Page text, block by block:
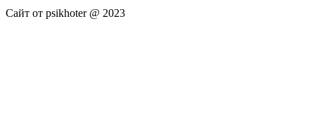
Сайт от psikhoter @ 2023